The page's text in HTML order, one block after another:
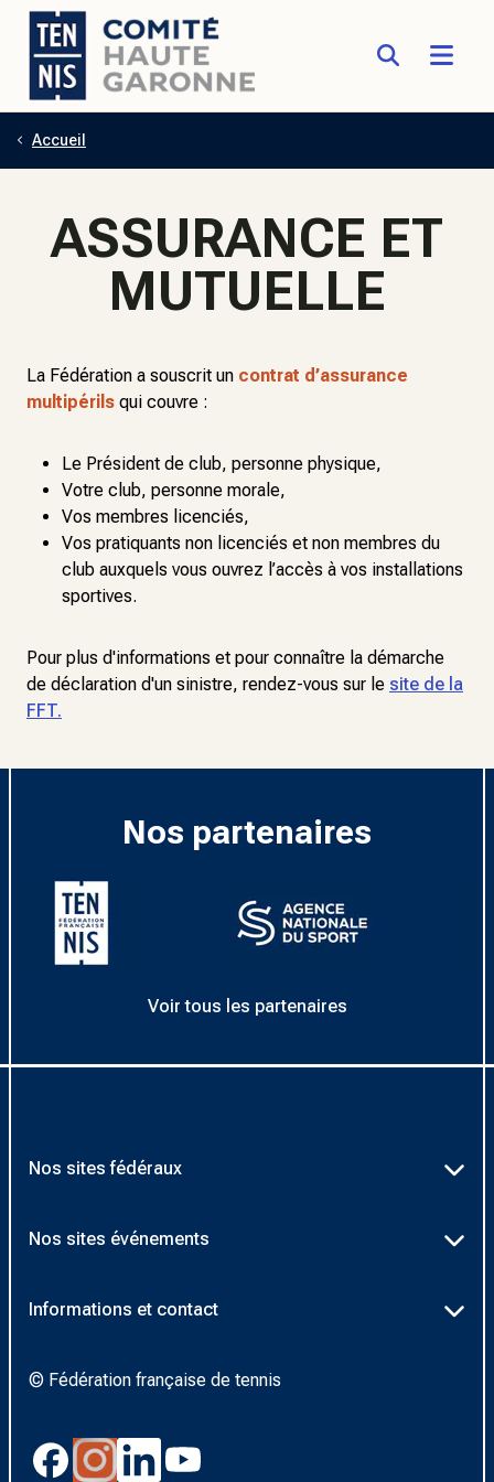
Aller au contenu principal
Accueil
ASSURANCE ET
MUTUELLE
La Fédération a souscrit un contrat d’assurance
multipérils qui couvre :
Le Président de club, personne physique,
Votre club, personne morale,
Vos membres licenciés,
Vos pratiquants non licenciés et non membres du
club auxquels vous ouvrez l’accès à vos installations
sportives.
Pour plus d'informations et pour connaître la démarche
de déclaration d'un sinistre, rendez-vous sur le site de la
FFT.
Nos partenaires
Voir tous les partenaires
Nos sites fédéraux
Proshop FFT
Application Beach/Padel
Nos sites événements
Boutique Officielle
Informations et contact
Politique des cookies
© Fédération française de tennis